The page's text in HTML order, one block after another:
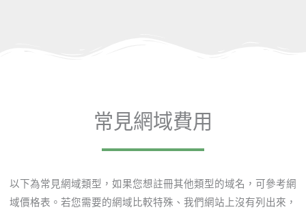
常見網域費用
以下為常見網域類型，如果您想註冊其他類型的域名，可參考網
域價格表。若您需要的網域比較特殊、我們網站上沒有列出來，